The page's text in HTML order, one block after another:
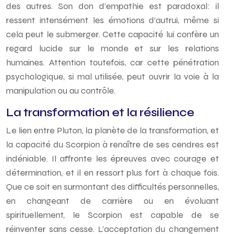
des autres. Son don d’empathie est paradoxal: il
ressent intensément les émotions d’autrui, même si
cela peut le submerger. Cette capacité lui confère un
regard lucide sur le monde et sur les relations
humaines. Attention toutefois, car cette pénétration
psychologique, si mal utilisée, peut ouvrir la voie à la
manipulation ou au contrôle.
La transformation et la résilience
Le lien entre Pluton, la planète de la transformation, et
la capacité du Scorpion à renaître de ses cendres est
indéniable. Il affronte les épreuves avec courage et
détermination, et il en ressort plus fort à chaque fois.
Que ce soit en surmontant des difficultés personnelles,
en changeant de carrière ou en évoluant
spirituellement, le Scorpion est capable de se
réinventer sans cesse. L’acceptation du changement